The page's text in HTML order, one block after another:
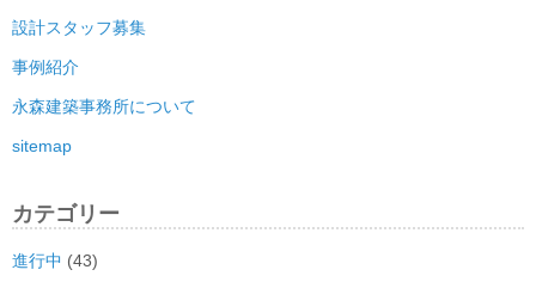
設計スタッフ募集
事例紹介
永森建築事務所について
sitemap
カテゴリー
進行中 (43)